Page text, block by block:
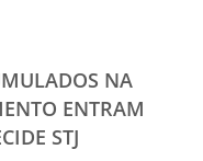
NA
ENTRAM
STJ